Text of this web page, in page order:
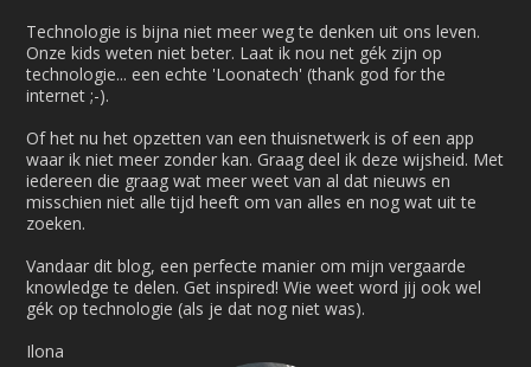
Technologie is bijna niet meer weg te denken uit ons leven.
Onze kids weten niet beter. Laat ik nou net gék zijn op
technologie... een echte 'Loonatech' (thank god for the
internet ;-).
Of het nu het opzetten van een thuisnetwerk is of een app
waar ik niet meer zonder kan. Graag deel ik deze wijsheid. Met
iedereen die graag wat meer weet van al dat nieuws en
misschien niet alle tijd heeft om van alles en nog wat uit te
zoeken.
Vandaar dit blog, een perfecte manier om mijn vergaarde
knowledge te delen. Get inspired! Wie weet word jij ook wel
gék op technologie (als je dat nog niet was).
Ilona